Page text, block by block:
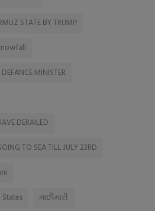
STATE BY TRUMP
MINISTER
DERAILED
TO SEA TILL JULY 23RD
માછીમારી